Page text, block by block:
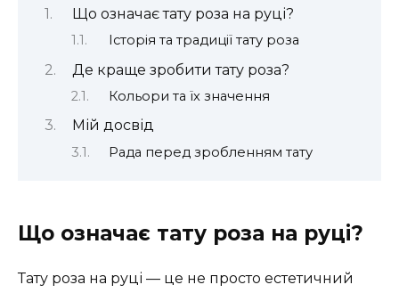
Що означає тату роза на руці?
Історія та традиції тату роза
Де краще зробити тату роза?
Кольори та їх значення
Мій досвід
Рада перед зробленням тату
Що означає тату роза на руці?
Тату роза на руці — це не просто естетичний